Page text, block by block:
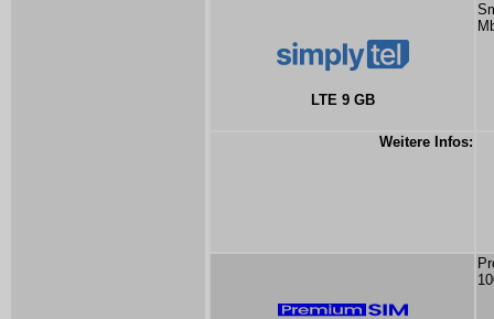
LTE 9 GB
Weitere Infos: